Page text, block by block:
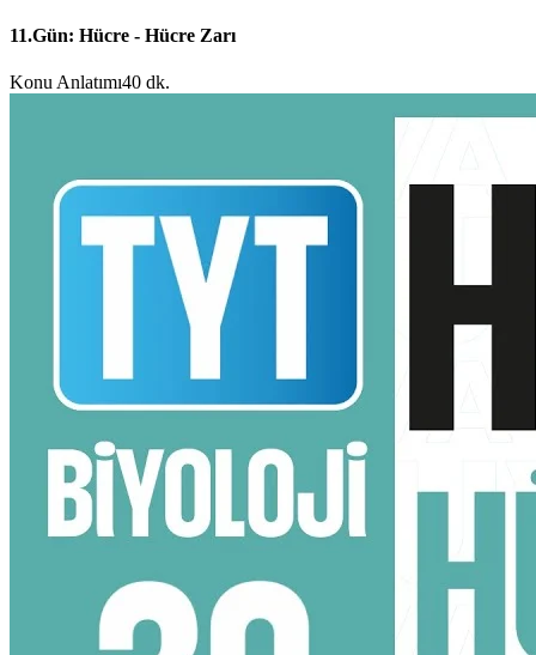
11.Gün: Hücre - Hücre Zarı
Konu Anlatımı40 dk.